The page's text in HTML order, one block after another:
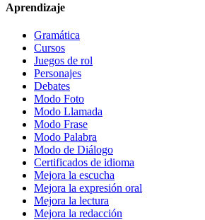
Aprendizaje
Gramática
Cursos
Juegos de rol
Personajes
Debates
Modo Foto
Modo Llamada
Modo Frase
Modo Palabra
Modo de Diálogo
Certificados de idioma
Mejora la escucha
Mejora la expresión oral
Mejora la lectura
Mejora la redacción